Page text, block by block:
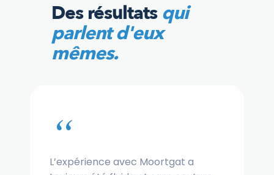
Des résultatsqui
parlent d'eux
mêmes.
“
L’expérience avec Moortgat a